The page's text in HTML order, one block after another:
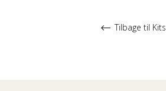
Tilbage til Kits